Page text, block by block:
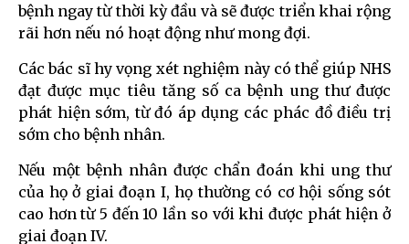
bệnh ngay từ thời kỳ đầu và sẽ được triển khai rộng
rãi hơn nếu nó hoạt động như mong đợi.
Các bác sĩ hy vọng xét nghiệm này có thể giúp NHS
đạt được mục tiêu tăng số ca bệnh ung thư được
phát hiện sớm, từ đó áp dụng các phác đồ điều trị
sớm cho bệnh nhân.
Nếu một bệnh nhân được chẩn đoán khi ung thư
của họ ở giai đoạn I, họ thường có cơ hội sống sót
cao hơn từ 5 đến 10 lần so với khi được phát hiện ở
giai đoạn IV.